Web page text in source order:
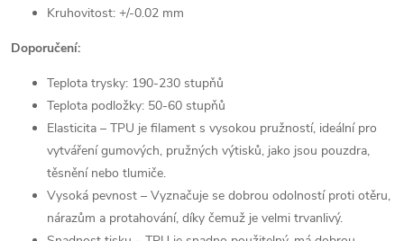
Kruhovitost: +/-0.02 mm
Doporučení:
Teplota trysky: 190-230 stupňů
Teplota podložky: 50-60 stupňů
Elasticita – TPU je filament s vysokou pružností, ideální pro
vytváření gumových, pružných výtisků, jako jsou pouzdra,
těsnění nebo tlumiče.
Vysoká pevnost – Vyznačuje se dobrou odolností proti otěru,
nárazům a protahování, díky čemuž je velmi trvanlivý.